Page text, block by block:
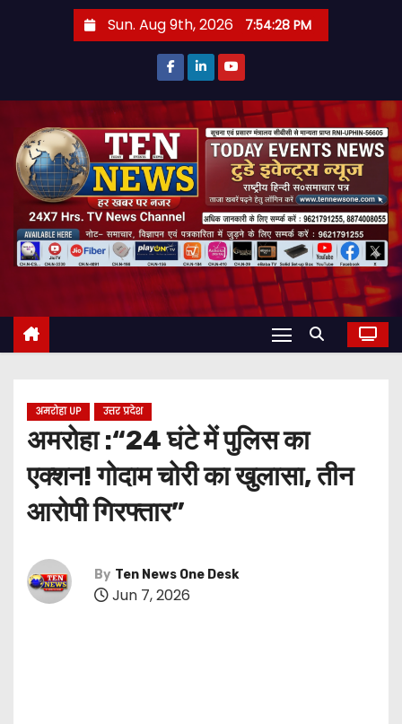
t
Sun. Aug 9th, 2026 7:54:29 PM
अमरोहा UP उत्तर प्रदेश
अमरोहा :“24 घंटे में पुलिस का
एक्शन! गोदाम चोरी का खुलासा, तीन
आरोपी गिरफ्तार”
By Ten News One Desk
Jun 7, 2026